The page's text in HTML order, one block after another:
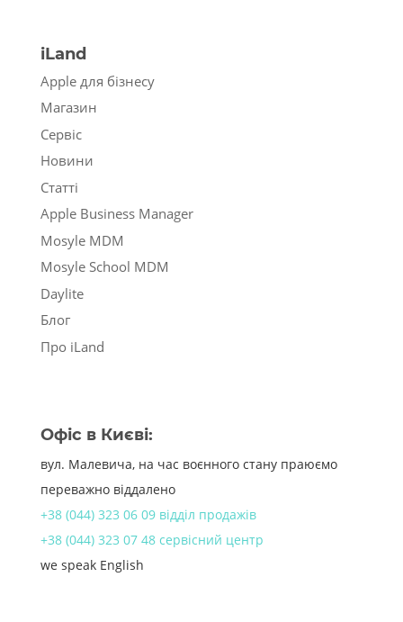
iLand
Apple для бізнесу
Магазин
Сервіс
Новини
Статті
Apple Business Manager
Mosyle MDM
Mosyle School MDM
Daylite
Блог
Про iLand
Офіс в Києві:
вул. Малевича, на час воєнного стану праюємо
переважно віддалено
+38 (044) 323 06 09 відділ продажів
+38 (044) 323 07 48 сервісний центр
we speak English